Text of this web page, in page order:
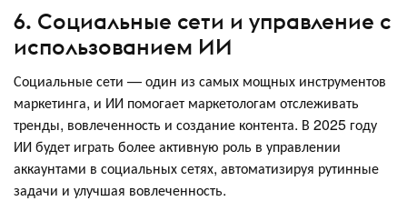
6. Социальные сети и управление с
использованием ИИ
Социальные сети — один из самых мощных инструментов
маркетинга, и ИИ помогает маркетологам отслеживать
тренды, вовлеченность и создание контента. В 2025 году
ИИ будет играть более активную роль в управлении
аккаунтами в социальных сетях, автоматизируя рутинные
задачи и улучшая вовлеченность.